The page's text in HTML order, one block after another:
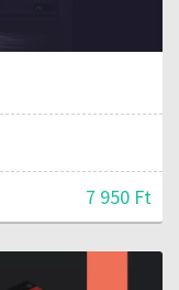
7 950 Ft